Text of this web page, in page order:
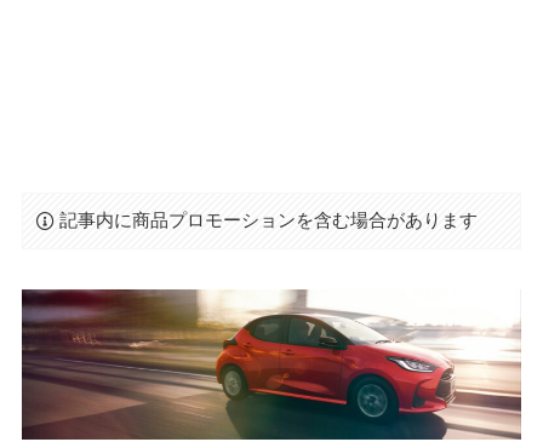
記事内に商品プロモーションを含む場合があります